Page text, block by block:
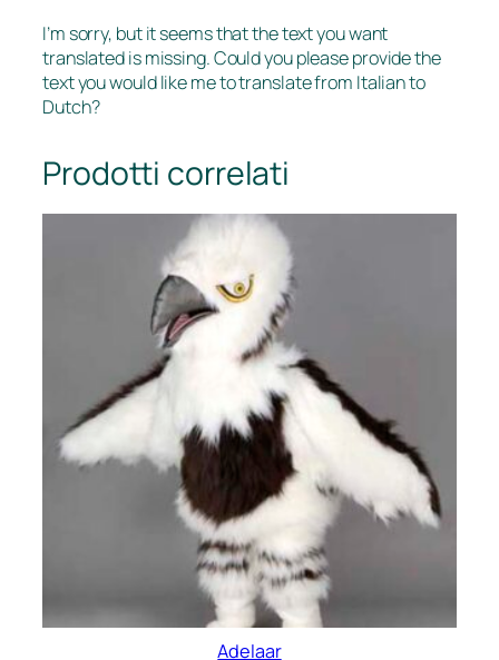
I’m sorry, but it seems that the text you want
translated is missing. Could you please provide the
text you would like me to translate from Italian to
Dutch?
Prodotti correlati
Adelaar